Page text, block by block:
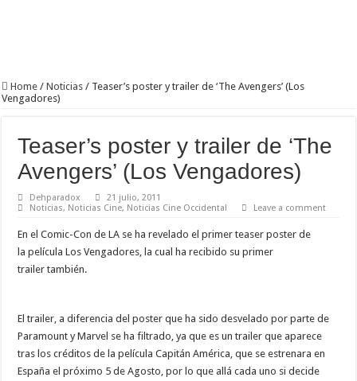
Home / Noticias / Teaser’s poster y trailer de ‘The Avengers’ (Los
Vengadores)
Teaser’s poster y trailer de ‘The
Avengers’ (Los Vengadores)
Dehparadox
21 julio, 2011
Noticias, Noticias Cine, Noticias Cine Occidental Leave a comment
En el Comic-Con de LA se ha revelado el primer teaser poster de
la película Los Vengadores, la cual ha recibido su primer
trailer también.
El trailer, a diferencia del poster que ha sido desvelado por parte de
Paramount y Marvel se ha filtrado, ya que es un trailer que aparece
tras los créditos de la película Capitán América, que se estrenara en
España el próximo 5 de Agosto, por lo que allá cada uno si decide